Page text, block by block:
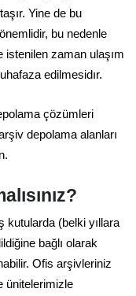
Yine de bu
bu nedenle
zaman ulaşım
edilmesidır.
çözümleri
depolama alanları
kutularda (belki yıllara
bağlı olarak
Ofis arşivleriniz
ünitelerimizle